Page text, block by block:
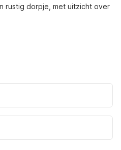
rustig dorpje, met uitzicht over